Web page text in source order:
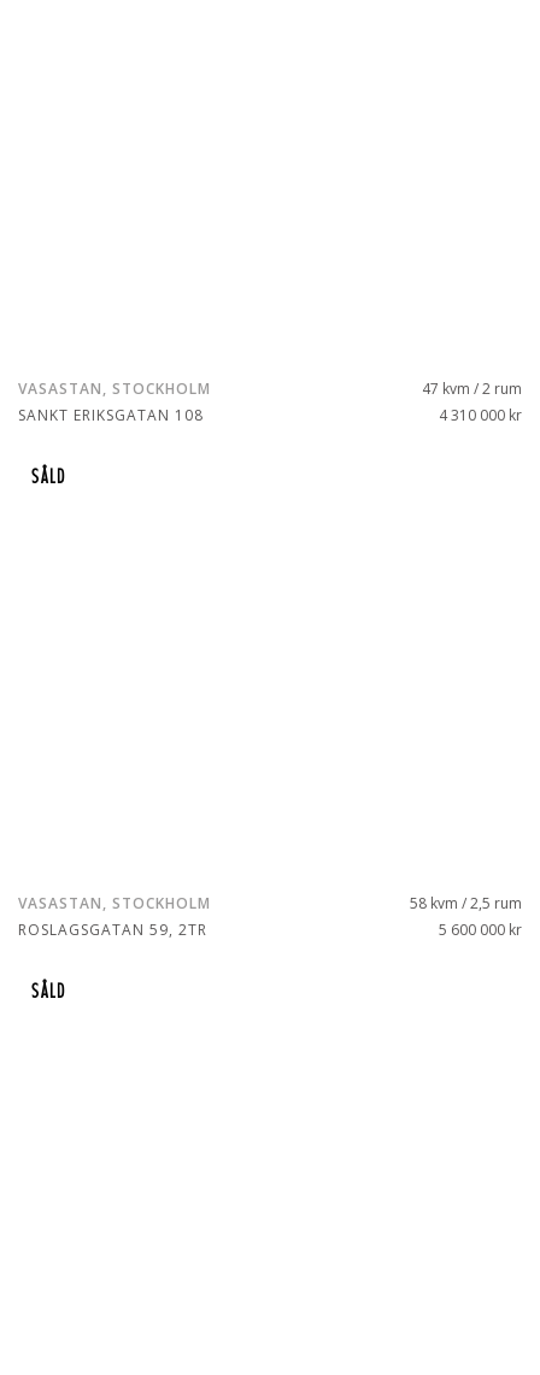
VASASTAN, STOCKHOLM
SANKT ERIKSGATAN 108
47 kvm / 2 rum
4 310 000 kr
SÅLD
VASASTAN, STOCKHOLM
ROSLAGSGATAN 59, 2TR
58 kvm / 2,5 rum
5 600 000 kr
SÅLD